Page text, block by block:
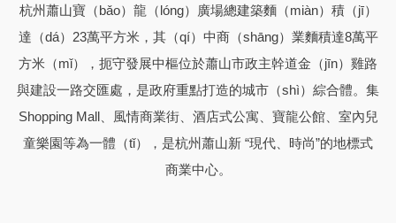
杭州蕭山寶（bǎo）龍（lóng）廣場總建築麵（miàn）積（jī）
達（dá）23萬平方米，其（qí）中商（shāng）業麵積達8萬平
方米（mǐ），扼守發展中樞位於蕭山市政主幹道金（jīn）雞路
與建設一路交匯處，是政府重點打造的城市（shì）綜合體。集
Shopping Mall、風情商業街、酒店式公寓、寶龍公館、室內兒
童樂園等為一體（tǐ），是杭州蕭山新 “現代、時尚”的地標式
商業中心。